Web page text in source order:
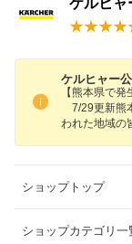
ケルヒャ
ケルヒャー
【熊本県で
7/29更新熊
われた地域の
ショップトップ
ショップカテゴリ一